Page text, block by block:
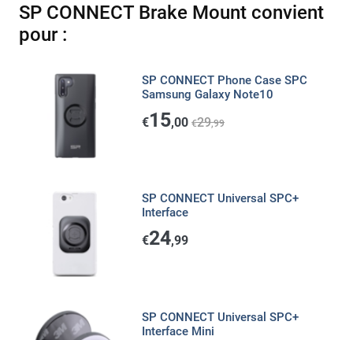
SP CONNECT Brake Mount convient
pour :
SP CONNECT Phone Case SPC
Samsung Galaxy Note10
€15,00 €29,99
SP CONNECT Universal SPC+
Interface
€24,99
SP CONNECT Universal SPC+
Interface Mini